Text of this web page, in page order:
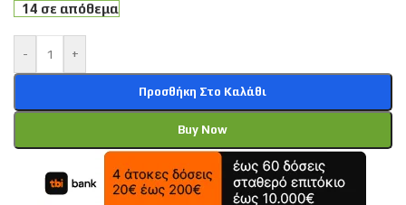
14 σε απόθεμα
- +
Προσθήκη Στο Καλάθι
Buy Now